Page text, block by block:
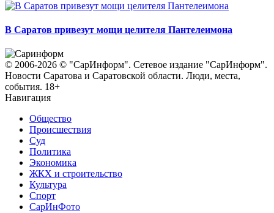
В Саратов привезут мощи целителя Пантелеимона
© 2006-2026 © "СарИнформ". Сетевое издание "СарИнформ".
Новости Саратова и Саратовской области. Люди, места,
события. 18+
Навигация
Общество
Происшествия
Суд
Политика
Экономика
ЖКХ и строительство
Культура
Спорт
СарИнФото